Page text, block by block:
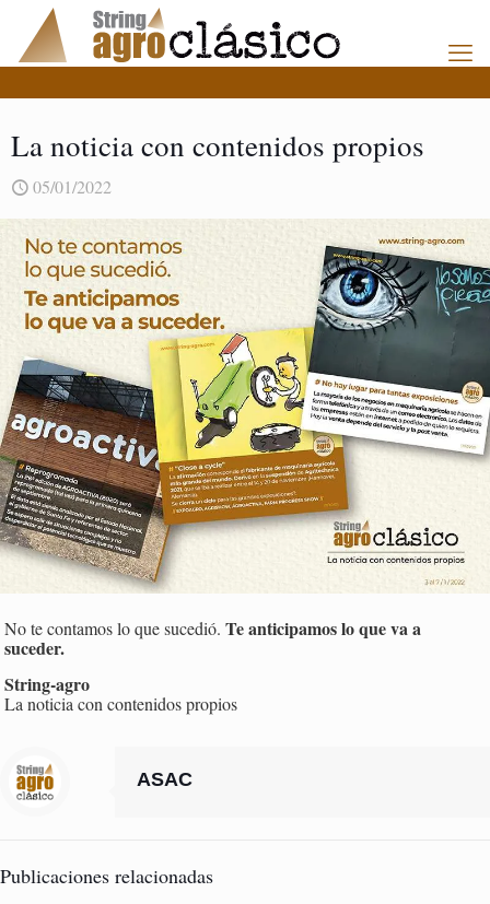
La noticia con contenidos propios
05/01/2022
No te contamos lo que sucedió.Te anticipamos lo que va a
suceder.
String-agro
La noticia con contenidos propios
ASAC
Publicaciones relacionadas